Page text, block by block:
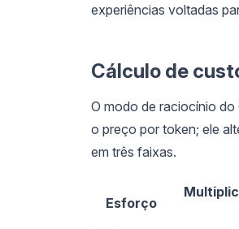
experiências voltadas
Cálculo de
O modo de raciocínio
o preço por token; ele
em três faixas.
Esforço